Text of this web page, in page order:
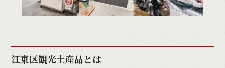
江東区観光土産品とは